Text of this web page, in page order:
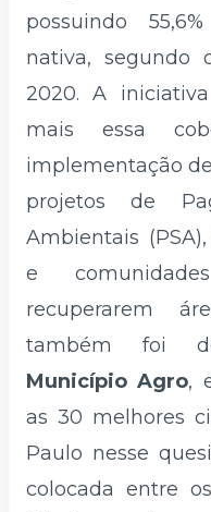
possuindo
nativa, segundo
2020. A
mais essa
implementação
projetos de
Ambientais
e
recuperarem
também foi
Município Agro,
as 30 melhores
Paulo nesse
colocada entre